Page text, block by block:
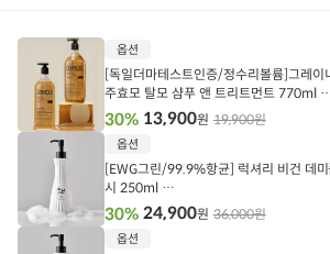
상
담
옵션
[독일더마테스트인증/정수리볼륨]그레이
주효모 탈모 샴푸 앤 트리트먼트 770ml
1개
19,900원
30% 13,900원
담
옵션
[EWG그린/99.9%항균] 럭셔리 비건 데미
시 250ml
(유통기한 27.04) 데미플로 081 플레라쥬
상쾌함 + 화이트 플로럴 향)
36,000원
30% 24,900원
옵션